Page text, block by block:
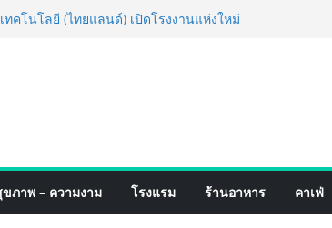
ร็จ Village to the World Season 5 ผนึก 9
ทคโนโลยี (ไทยแลนด์) เปิดโรงงานแห่งใหม่
านการผลิตสู่เอเชียตะวันออกเฉียงใต้
ะดับโลก
ส์ฟอร์มจากเกมมิ่งโฟน สู่ไลฟ์สไตล์แฟชั่นไอ
นมาร์คใหม่กลางสถานี MRT วาง POVA
งสำคัญ
เปิดตัวแชมพูอาบน้ำ และ โฟมอาบแห้งสัตว์
รมชาติ “Zero-Residue” เลียขนได้
ขภาพ – ความงาม โรงแรม ร้านอาหาร คาเฟ่